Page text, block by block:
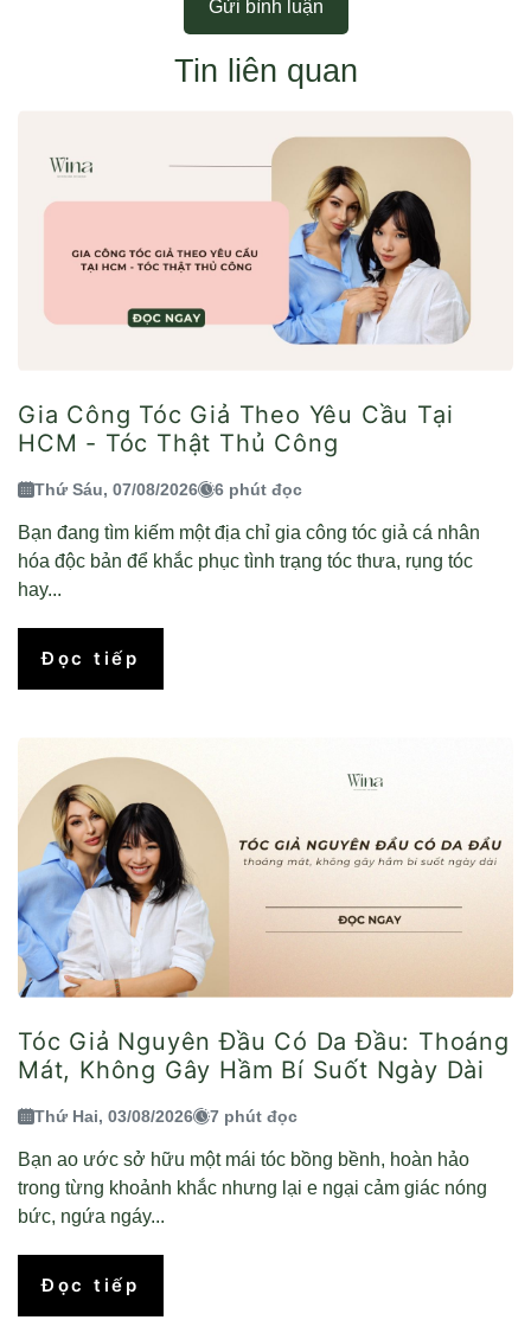
Gửi bình luận
Tin liên quan
Gia Công Tóc Giả Theo Yêu Cầu Tại
HCM - Tóc Thật Thủ Công
Thứ Sáu, 07/08/2026 6 phút đọc
Bạn đang tìm kiếm một địa chỉ gia công tóc giả cá nhân
hóa độc bản để khắc phục tình trạng tóc thưa, rụng tóc
hay...
Đọc tiếp
Tóc Giả Nguyên Đầu Có Da Đầu: Thoáng
Mát, Không Gây Hầm Bí Suốt Ngày Dài
Thứ Hai, 03/08/2026 7 phút đọc
Bạn ao ước sở hữu một mái tóc bồng bềnh, hoàn hảo
trong từng khoảnh khắc nhưng lại e ngại cảm giác nóng
bức, ngứa ngáy...
Đọc tiếp